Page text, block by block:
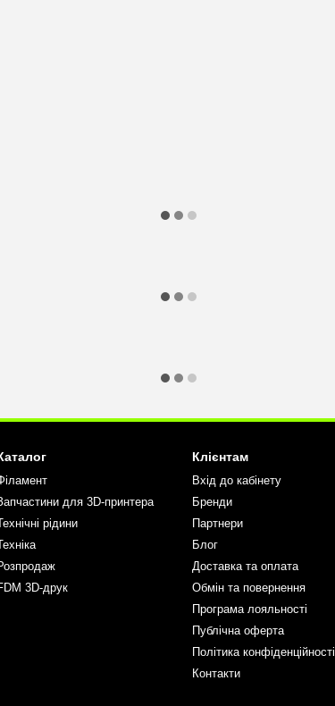
для 3D-принтера
рідини
3D-друк
Клієнтам
Вхід до кабінету
Бренди
Партнери
Блог
Доставка та оплата
Обмін та повернення
Програма лояльності
Публічна оферта
Політика конфіденційності
Контакти